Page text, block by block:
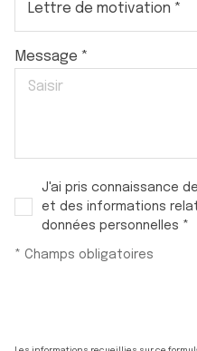
Lettre de motivation *
Message *
J'ai pris connaissance
et des informations
données personnelles *
* Champs obligatoires